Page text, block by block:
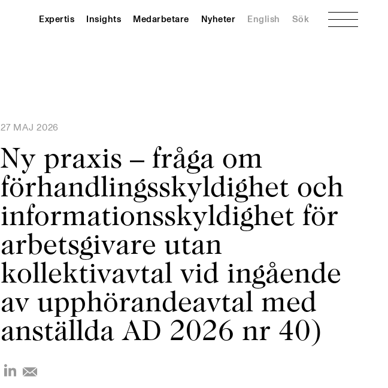
Expertis Insights Medarbetare Nyheter English Sök Meny
27 MAJ 2026
Ny praxis – fråga om
förhandlingsskyldighet och
informationsskyldighet för
arbetsgivare utan
kollektivavtal vid ingående
av upphörandeavtal med
anställda AD 2026 nr 40)